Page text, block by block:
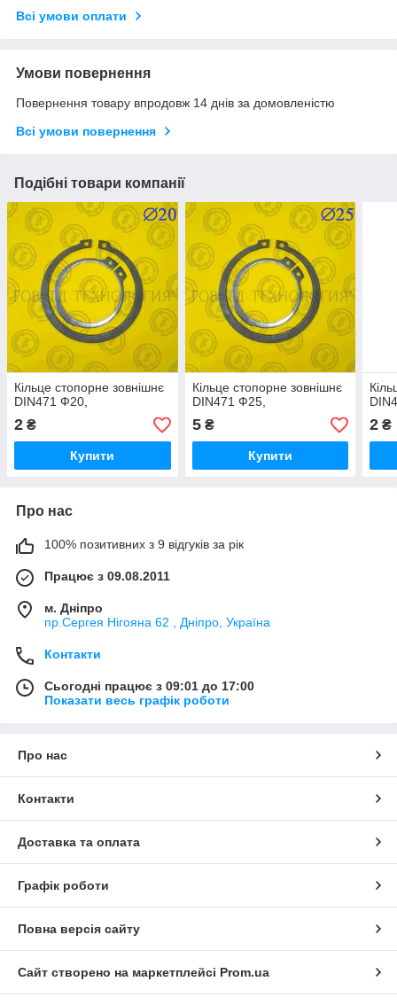
Всі умови оплати
Умови повернення
Повернення товару впродовж 14 днів за домовленістю
Всі умови повернення
Подібні товари компанії
Кільце стопорне зовнішнє
DIN471 Ф20,
2 ₴
Купити
Кільце стопорне зовнішнє
DIN471 Ф25,
5₴
Купити
2 ₴
Про нас
100% позитивних з 9 відгуків за рік
Працює з 09.08.2011
м. Дніпро
пр.Сергея Нігояна 62 , Дніпро, Україна
Контакти
Сьогодні працює з 09:01 до 17:00
Показати весь графік роботи
Про нас
Контакти
Доставка та оплата
Графік роботи
Повна версія сайту
Сайт створено на маркетплейсі Prom.ua